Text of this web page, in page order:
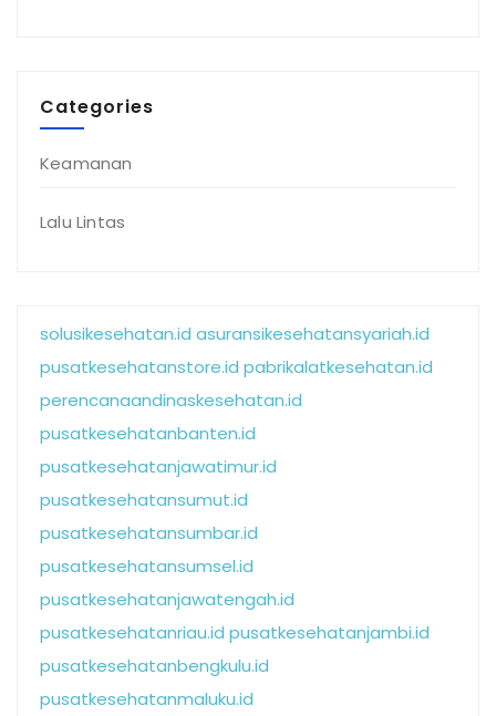
Categories
Keamanan
Lalu Lintas
solusikesehatan.id asuransikesehatansyariah.id
pusatkesehatanstore.id pabrikalatkesehatan.id
perencanaandinaskesehatan.id
pusatkesehatanbanten.id
pusatkesehatanjawatimur.id
pusatkesehatansumut.id
pusatkesehatansumbar.id
pusatkesehatansumsel.id
pusatkesehatanjawatengah.id
pusatkesehatanriau.id pusatkesehatanjambi.id
pusatkesehatanbengkulu.id
pusatkesehatanmaluku.id